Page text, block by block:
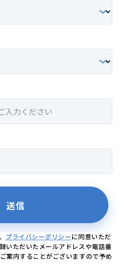
プライバシーポリシーに同意いただ
いただいたメールアドレスや電話番
案内することがございますので予め